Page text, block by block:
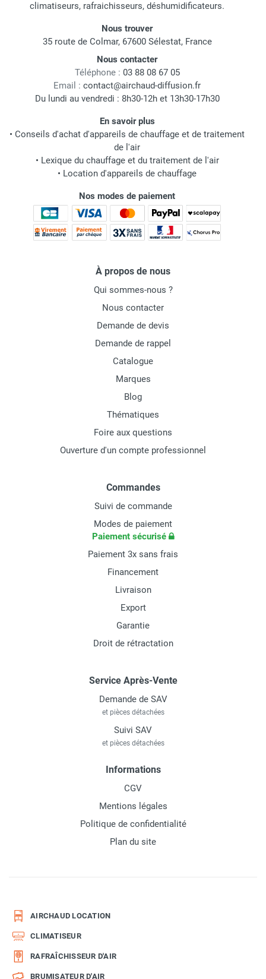
climatiseurs, rafraichisseurs, déshumidificateurs.
Nous trouver
35 route de Colmar, 67600 Sélestat, France
Nous contacter
Téléphone : 03 88 08 67 05
Email : contact@airchaud-diffusion.fr
Du lundi au vendredi : 8h30-12h et 13h30-17h30
En savoir plus
• Conseils d'achat d'appareils de chauffage et de traitement
de l'air
• Lexique du chauffage et du traitement de l'air
• Location d'appareils de chauffage
Nos modes de paiement
À propos de nous
Qui sommes-nous ?
Nous contacter
Demande de devis
Demande de rappel
Catalogue
Marques
Blog
Thématiques
Foire aux questions
Ouverture d'un compte professionnel
Commandes
Suivi de commande
Modes de paiement
Paiement sécurisé
Paiement 3x sans frais
Financement
Livraison
Export
Garantie
Droit de rétractation
Service Après-Vente
Demande de SAV
et pièces détachées
Suivi SAV
et pièces détachées
Informations
CGV
Mentions légales
Politique de confidentialité
Plan du site
AIRCHAUD LOCATION
CLIMATISEUR
RAFRAÎCHISSEUR D'AIR
BRUMISATEUR D'AIR